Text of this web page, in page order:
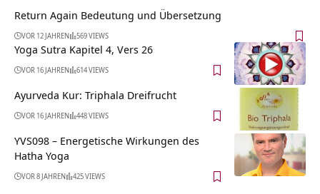
Return Again Bedeutung und Übersetzung
VOR 12 JAHREN 569 VIEWS
Yoga Sutra Kapitel 4, Vers 26
VOR 16 JAHREN 614 VIEWS
Ayurveda Kur: Triphala Dreifrucht
VOR 16 JAHREN 448 VIEWS
YVS098 – Energetische Wirkungen des
Hatha Yoga
VOR 8 JAHREN 425 VIEWS